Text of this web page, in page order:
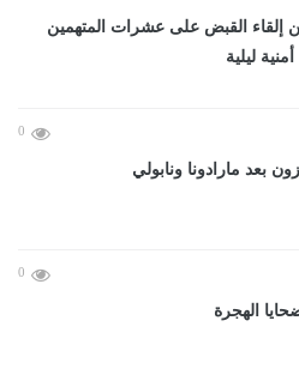
إلقاء القبض على عشرات المتهمين
ليلية
0
بعد مارادونا ونابولي
0
الهجرة